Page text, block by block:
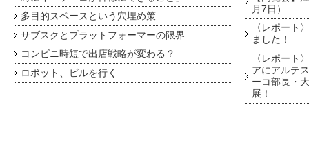
多目的スペースという穴埋め策
サブスクとプラットフォーマーの限界
コンビニ時短で出店戦略が変わる？
ロボット、ビルを行く
月7日）
〈レポート
ました！
〈レポート
アにアルテ
ーコ部長・
展！